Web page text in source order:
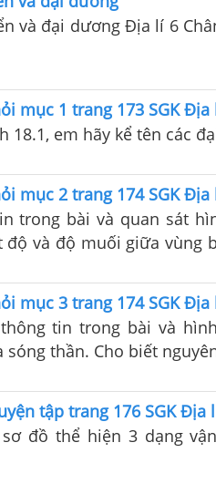
và đại dương Địa lí 6
mục 1 trang 173 SGK
18.1, em hãy kể tên các
mục 2 trang 174 SGK
trong bài và quan sát
độ và độ muối giữa vùng
mục 3 trang 174 SGK
tin trong bài và
sóng thần. Cho biết
tin trong bài và quan
đã học, em hãy kể
chảy của các dòng
tập trang 176 SGK Địa
đồ thể hiện 3 dạng